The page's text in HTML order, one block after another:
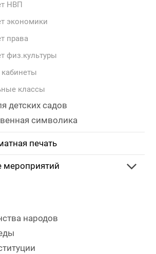
НВП
экономики
права
физ.культуры
кабинеты
классы
детских садов
символика
печать
народов